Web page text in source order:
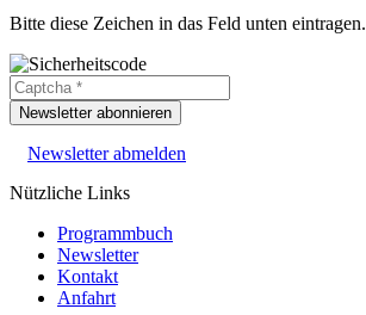
Bitte diese Zeichen in das Feld unten eintragen.
Newsletter abonnieren
Newsletter abmelden
Nützliche Links
Programmbuch
Newsletter
Kontakt
Anfahrt